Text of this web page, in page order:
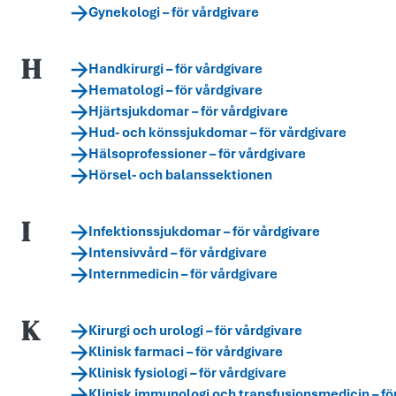
Gynekologi – för vårdgivare
H
Handkirurgi – för vårdgivare
Hematologi – för vårdgivare
Hjärtsjukdomar – för vårdgivare
Hud- och könssjukdomar – för vårdgivare
Hälsoprofessioner – för vårdgivare
Hörsel- och balanssektionen
I
Infektionssjukdomar – för vårdgivare
Intensivvård – för vårdgivare
Internmedicin – för vårdgivare
K
Kirurgi och urologi – för vårdgivare
Klinisk farmaci – för vårdgivare
Klinisk fysiologi – för vårdgivare